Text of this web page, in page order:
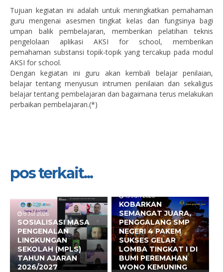
Tujuan kegiatan ini adalah untuk meningkatkan pemahaman
guru mengenai asesmen tingkat kelas dan fungsinya bagi
umpan balik pembelajaran, memberikan pelatihan teknis
pengelolaan aplikasi AKSI for school, memberikan
pemahaman substansi topik-topik yang tercakup pada modul
AKSI for school.
Dengan kegiatan ini guru akan kembali belajar penilaian,
belajar tentang menyusun intrumen penilaian dan sekaligus
belajar tentang pembelajaran dan bagaimana terus melakukan
perbaikan pembelajaran.(*)
pos terkait...
8 Jul 2026
SOSIALISASI MASA
PENGENALAN
LINGKUNGAN
SEKOLAH (MPLS)
TAHUN AJARAN
2026/2027
19 Jun 2026
KOBARKAN
SEMANGAT JUARA,
PENGGALANG SMP
NEGERI 4 PAKEM
SUKSES GELAR
LOMBA TINGKAT I DI
BUMI PEREMAHAN
WONO KEMUNING
17 Jun 2026